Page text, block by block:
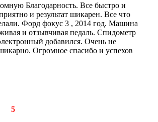
Благодарность. Все быстро и
и результат шикарен. Все что
Форд фокус 3 , 2014 год. Машина
и отзывчивая педаль. Спидометр
добавился. Очень не
Огромное спасибо и успехов
5